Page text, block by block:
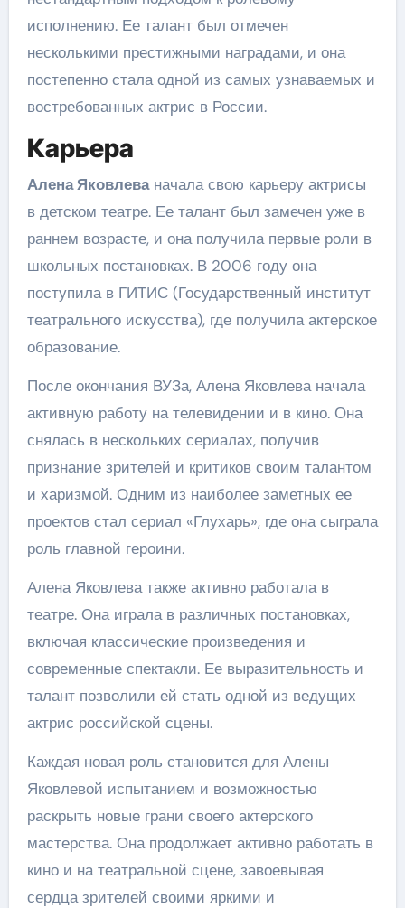
исполнению. Ее талант был отмечен
несколькими престижными наградами, и она
постепенно стала одной из самых узнаваемых и
востребованных актрис в России.
Карьера
Алена Яковлеваначала свою карьеру актрисы
в детском театре. Ее талант был замечен уже в
раннем возрасте, и она получила первые роли в
школьных постановках. В 2006 году она
поступила в ГИТИС (Государственный институт
театрального искусства), где получила актерское
образование.
После окончания ВУЗа, Алена Яковлева начала
активную работу на телевидении и в кино. Она
снялась в нескольких сериалах, получив
признание зрителей и критиков своим талантом
и харизмой. Одним из наиболее заметных ее
проектов стал сериал «Глухарь», где она сыграла
роль главной героини.
Алена Яковлева также активно работала в
театре. Она играла в различных постановках,
включая классические произведения и
современные спектакли. Ее выразительность и
талант позволили ей стать одной из ведущих
актрис российской сцены.
Каждая новая роль становится для Алены
Яковлевой испытанием и возможностью
раскрыть новые грани своего актерского
мастерства. Она продолжает активно работать в
кино и на театральной сцене, завоевывая
сердца зрителей своими яркими и